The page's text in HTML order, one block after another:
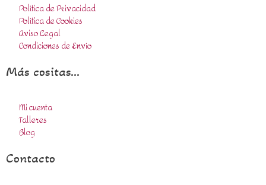
Política de Privacidad
Política de Cookies
Aviso Legal
Condiciones de Envío
Más cositas...
Mi cuenta
Talleres
Blog
Contacto